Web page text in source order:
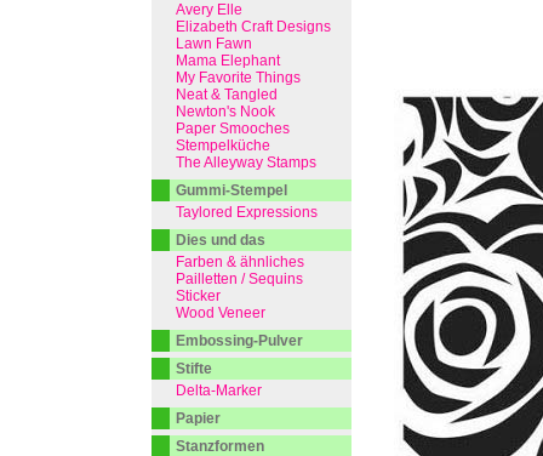
Avery Elle
Elizabeth Craft Designs
Lawn Fawn
Mama Elephant
My Favorite Things
Neat & Tangled
Newton's Nook
Paper Smooches
Stempelküche
The Alleyway Stamps
Gummi-Stempel
Taylored Expressions
Dies und das
Farben & ähnliches
Pailletten / Sequins
Sticker
Wood Veneer
Embossing-Pulver
Stifte
Delta-Marker
Papier
Stanzformen